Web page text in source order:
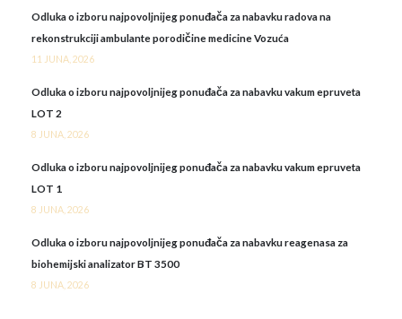
Odluka o izboru najpovoljnijeg ponuđača za nabavku radova na
rekonstrukciji ambulante porodičine medicine Vozuća
11 JUNA, 2026
Odluka o izboru najpovoljnijeg ponuđača za nabavku vakum epruveta
LOT 2
8 JUNA, 2026
Odluka o izboru najpovoljnijeg ponuđača za nabavku vakum epruveta
LOT 1
8 JUNA, 2026
Odluka o izboru najpovoljnijeg ponuđača za nabavku reagenasa za
biohemijski analizator BT 3500
8 JUNA, 2026